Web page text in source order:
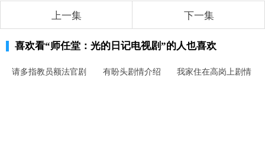
上一集 下一集
喜欢看“师任堂：光的日记电视剧”的人也喜欢
请多指教员额法官剧
有盼头剧情介绍
我家住在高岗上剧情